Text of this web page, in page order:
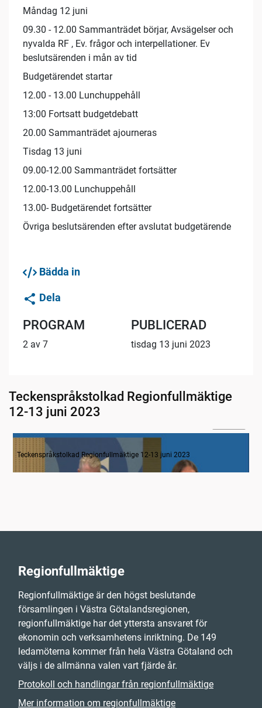
Måndag 12 juni
09.30 - 12.00 Sammanträdet börjar, Avsägelser och
nyvalda RF , Ev. frågor och interpellationer. Ev
beslutsärenden i mån av tid
Budgetärendet startar
12.00 - 13.00 Lunchuppehåll
13:00 Fortsatt budgetdebatt
20.00 Sammanträdet ajourneras
Tisdag 13 juni
09.00-12.00 Sammanträdet fortsätter
12.00-13.00 Lunchuppehåll
13.00- Budgetärendet fortsätter
Övriga beslutsärenden efter avslutat budgetärende
Bädda in
Dela
PROGRAM
2 av 7
PUBLICERAD
tisdag 13 juni 2023
Teckenspråkstolkad Regionfullmäktige
12-13 juni 2023
Måndag förmiddag
Teckenspråkstolkad Regionfullmäktige 12-13 juni 2023
Regionfullmäktige
Regionfullmäktige är den högst beslutande
församlingen i Västra Götalandsregionen,
regionfullmäktige har det yttersta ansvaret för
ekonomin och verksamhetens inriktning. De 149
ledamöterna kommer från hela Västra Götaland och
väljs i de allmänna valen vart fjärde år.
Protokoll och handlingar från regionfullmäktige
Mer information om regionfullmäktige